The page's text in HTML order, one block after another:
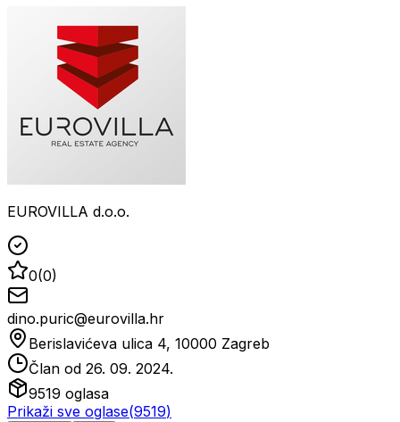
EUROVILLA d.o.o.
0(0)
dino.puric@eurovilla.hr
Berislavićeva ulica 4, 10000 Zagreb
Član od 26. 09. 2024.
9519 oglasa
Prikaži sve oglase(9519)